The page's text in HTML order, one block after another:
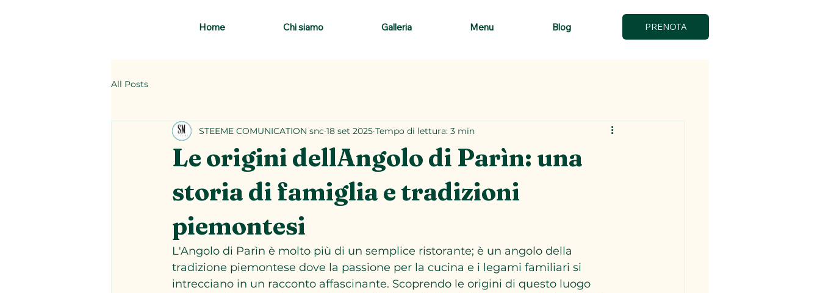
Home Chi siamo Galleria Menu Blog PRENOTA
All Posts
Le origini dellAngolo di Parìn: una
storia di famiglia e tradizioni
piemontesi
STEEME COMUNICATION snc 18 set 2025 Tempo di lettura: 3 min
L'Angolo di Parìn è molto più di un semplice ristorante; è un angolo della
tradizione piemontese dove la passione per la cucina e i legami familiari si
intrecciano in un racconto affascinante. Scoprendo le origini di questo luogo